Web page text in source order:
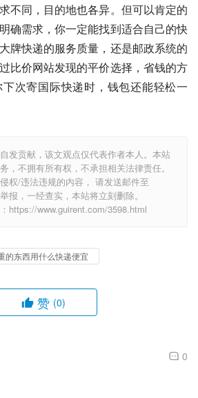
不同，目的地也各异。但可以肯定的
确需求，你一定能找到适合自己的快
牌快递的服务质量，还是邮政系统的
比价网站发现的平价选择，省钱的方
次寄国际快递时，钱包还能轻松一
发贡献，该文观点仅代表作者本人。本站
，不拥有所有权，不承担相关法律责任。
权/违法违规的内容， 请发送邮件至
报，一经查实，本站将立刻删除。
https://www.guirent.com/3598.html
的东西用什么快递便宜
赞 (0)
0